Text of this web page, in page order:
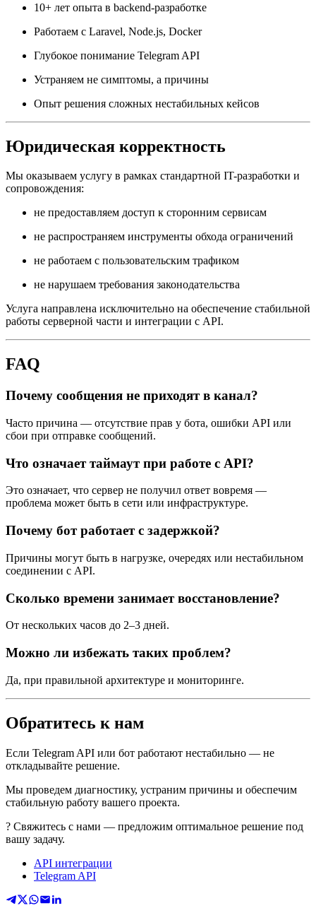
10+ лет опыта в backend-разработке
Работаем с Laravel, Node.js, Docker
Глубокое понимание Telegram API
Устраняем не симптомы, а причины
Опыт решения сложных нестабильных кейсов
Юридическая корректность
Мы оказываем услугу в рамках стандартной IT-разработки и
сопровождения:
не предоставляем доступ к сторонним сервисам
не распространяем инструменты обхода ограничений
не работаем с пользовательским трафиком
не нарушаем требования законодательства
Услуга направлена исключительно на обеспечение стабильной
работы серверной части и интеграции с API.
FAQ
Почему сообщения не приходят в канал?
Часто причина — отсутствие прав у бота, ошибки API или
сбои при отправке сообщений.
Что означает таймаут при работе с API?
Это означает, что сервер не получил ответ вовремя —
проблема может быть в сети или инфраструктуре.
Почему бот работает с задержкой?
Причины могут быть в нагрузке, очередях или нестабильном
соединении с API.
Сколько времени занимает восстановление?
От нескольких часов до 2–3 дней.
Можно ли избежать таких проблем?
Да, при правильной архитектуре и мониторинге.
Обратитесь к нам
Если Telegram API или бот работают нестабильно — не
откладывайте решение.
Мы проведем диагностику, устраним причины и обеспечим
стабильную работу вашего проекта.
? Свяжитесь с нами — предложим оптимальное решение под
вашу задачу.
API интеграции
Telegram API